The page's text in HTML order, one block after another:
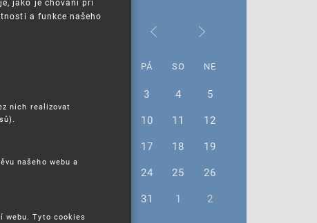
PÁ SO NE
3 4
5
10 11
12
17 18
19
24 25
26
31 1 2
a funkce našeho
nich realizovat
našeho webu a
webu. Tyto cookies